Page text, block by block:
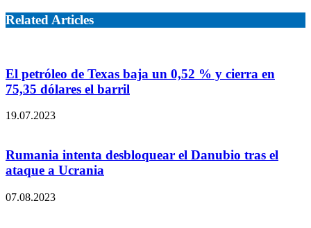
Related Articles
El petróleo de Texas baja un 0,52 % y cierra en
75,35 dólares el barril
19.07.2023
Rumania intenta desbloquear el Danubio tras el
ataque a Ucrania
07.08.2023